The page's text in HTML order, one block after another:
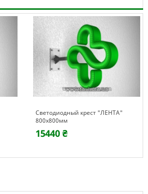
Светодиодный крест "ЛЕНТА"
800х800мм
15440 ₴